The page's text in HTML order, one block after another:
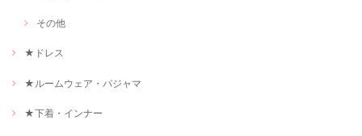
その他
★ドレス
★ルームウェア・パジャマ
★下着・インナー